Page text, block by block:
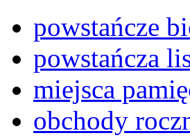
powstańcze
powstańcza
miejsca
obchody